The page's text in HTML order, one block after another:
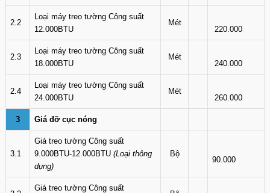
2.2
Loại máy treo tường Công suất
12.000BTU
Mét
220.000
2.3
Loại máy treo tường Công suất
18.000BTU
Mét
240.000
2.4
Loại máy treo tường Công suất
24.000BTU
Mét
260.000
3 Giá đỡ cục nóng
3.1
Giá treo tường Công suất
9.000BTU-12.000BTU (Loại thông
dụng)
Bộ
90.000
Giá treo tường Công suất